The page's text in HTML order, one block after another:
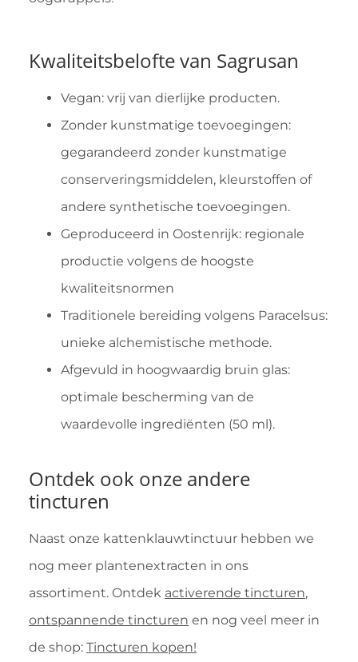
Kwaliteitsbelofte van Sagrusan
Vegan: vrij van dierlijke producten.
Zonder kunstmatige toevoegingen:
gegarandeerd zonder kunstmatige
conserveringsmiddelen, kleurstoffen of
andere synthetische toevoegingen.
Geproduceerd in Oostenrijk: regionale
productie volgens de hoogste
kwaliteitsnormen
Traditionele bereiding volgens Paracelsus:
unieke alchemistische methode.
Afgevuld in hoogwaardig bruin glas:
optimale bescherming van de
waardevolle ingrediënten (50 ml).
Ontdek ook onze andere
tincturen
Naast onze kattenklauwtinctuur hebben we
nog meer plantenextracten in ons
assortiment. Ontdek activerende tincturen,
ontspannende tincturen en nog veel meer in
de shop: Tincturen kopen!